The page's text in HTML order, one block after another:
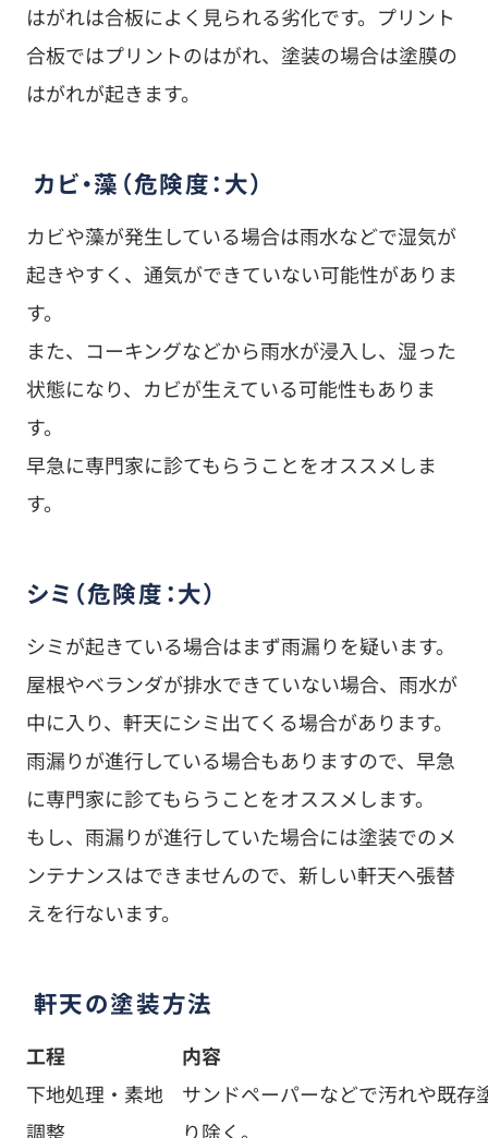
はがれは合板によく見られる劣化です。プリント
合板ではプリントのはがれ、塗装の場合は塗膜の
はがれが起きます。
カビ・藻（危険度：大）
カビや藻が発生している場合は雨水などで湿気が
起きやすく、通気ができていない可能性がありま
す。
また、コーキングなどから雨水が浸入し、湿った
状態になり、カビが生えている可能性もありま
す。
早急に専門家に診てもらうことをオススメしま
す。
シミ（危険度：大）
シミが起きている場合はまず雨漏りを疑います。
屋根やベランダが排水できていない場合、雨水が
中に入り、軒天にシミ出てくる場合があります。
雨漏りが進行している場合もありますので、早急
に専門家に診てもらうことをオススメします。
もし、雨漏りが進行していた場合には塗装でのメ
ンテナンスはできませんので、新しい軒天へ張替
えを行ないます。
軒天の塗装方法
工程
内容
下地処理・素地
調整
サンドペーパーなどで汚れや既存
り除く。